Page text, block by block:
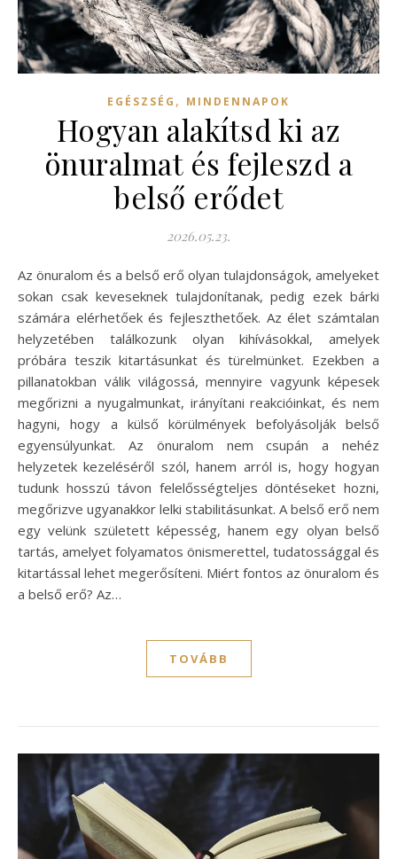
EGÉSZSÉG , MINDENNAPOK
Hogyan alakítsd ki az
önuralmat és fejleszd a
belső erődet
2026.05.23.
Az önuralom és a belső erő olyan tulajdonságok, amelyeket
sokan csak keveseknek tulajdonítanak, pedig ezek bárki
számára elérhetőek és fejleszthetőek. Az élet számtalan
helyzetében találkozunk olyan kihívásokkal, amelyek
próbára teszik kitartásunkat és türelmünket. Ezekben a
pillanatokban válik világossá, mennyire vagyunk képesek
megőrizni a nyugalmunkat, irányítani reakcióinkat, és nem
hagyni, hogy a külső körülmények befolyásolják belső
egyensúlyunkat. Az önuralom nem csupán a nehéz
helyzetek kezeléséről szól, hanem arról is, hogy hogyan
tudunk hosszú távon felelősségteljes döntéseket hozni,
megőrizve ugyanakkor lelki stabilitásunkat. A belső erő nem
egy velünk született képesség, hanem egy olyan belső
tartás, amelyet folyamatos önismerettel, tudatossággal és
kitartással lehet megerősíteni. Miért fontos az önuralom és
a belső erő? Az…
TOVÁBB